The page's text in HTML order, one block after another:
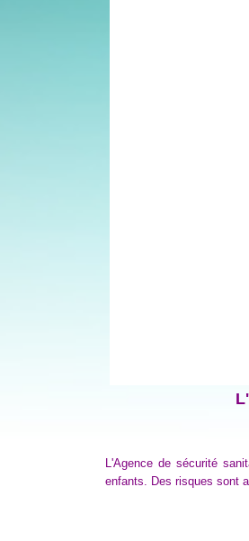
L'Agence de sécurité
enfants. Des risques sont